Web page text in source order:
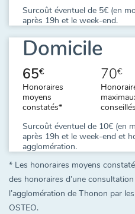
Surcoût éventuel de 5€ (en
après 19h et le week-end.
Domicile
65€
Honoraires
moyens
constatés*
70€
conseillés
Surcoût éventuel de 10€ (en
après 19h et le week-end et
agglomération.
* Les honoraires moyens
des honoraires d’une
l’agglomération de Thonon par
OSTEO.